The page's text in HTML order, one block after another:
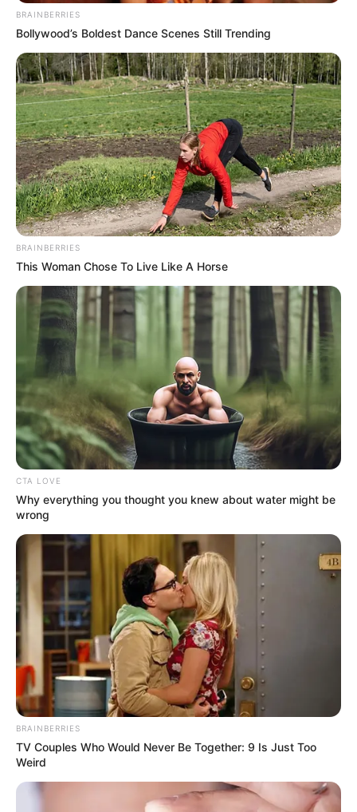
BRAINBERRIES
Bollywood’s Boldest Dance Scenes Still Trending
BRAINBERRIES
This Woman Chose To Live Like A Horse
CTA LOVE
Why everything you thought you knew about water might be
wrong
BRAINBERRIES
TV Couples Who Would Never Be Together: 9 Is Just Too
Weird